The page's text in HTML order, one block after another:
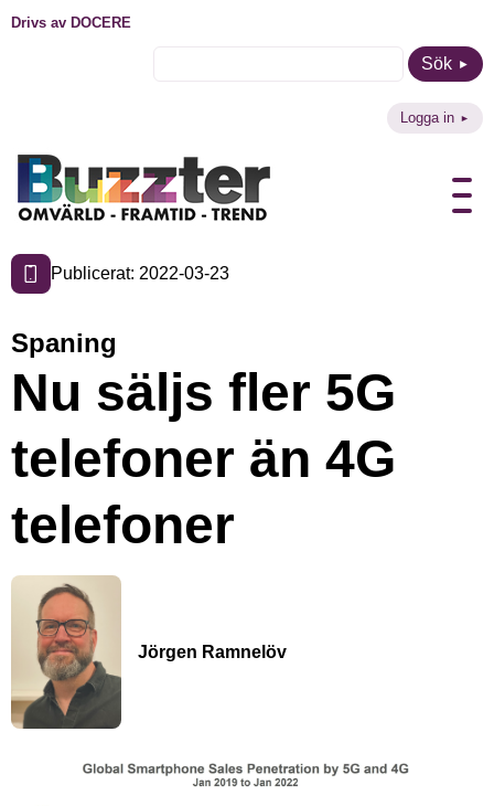
Drivs av DOCERE
Sök
Logga in
Publicerat: 2022-03-23
Spaning
Nu säljs fler 5G
telefoner än 4G
telefoner
Jörgen Ramnelöv